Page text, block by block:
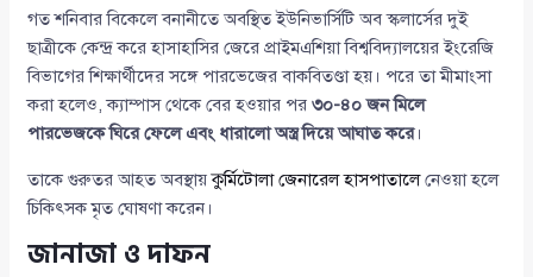
গত শনিবার বিকেলে বনানীতে অবস্থিত ইউনিভার্সিটি অব স্কলার্সের দুই
ছাত্রীকে কেন্দ্র করে হাসাহাসির জেরে প্রাইমএশিয়া বিশ্ববিদ্যালয়ের ইংরেজি
বিভাগের শিক্ষার্থীদের সঙ্গে পারভেজের বাকবিতণ্ডা হয়। পরে তা মীমাংসা
করা হলেও, ক্যাম্পাস থেকে বের হওয়ার পর৩০-৪০ জন মিলে
পারভেজকে ঘিরে ফেলে এবং ধারালো অস্ত্র দিয়ে আঘাত করে।
তাকে গুরুতর আহত অবস্থায়কুর্মিটোলা জেনারেল হাসপাতালেনেওয়া হলে
চিকিৎসক মৃত ঘোষণা করেন।
জানাজা ও দাফন